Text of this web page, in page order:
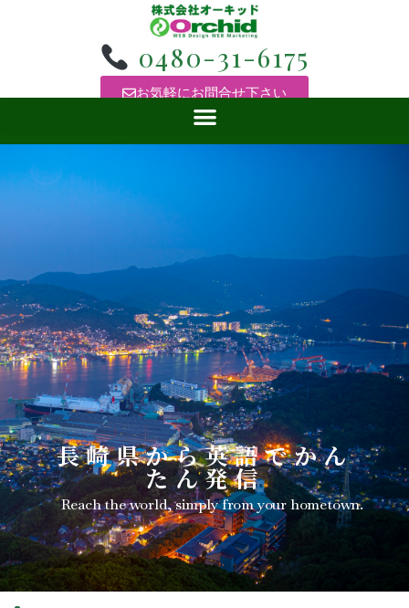
0480-31-6175
お気軽にお問合せ下さい
長崎県から英語でかん
たん発信
Reach the world, simply from your hometown.